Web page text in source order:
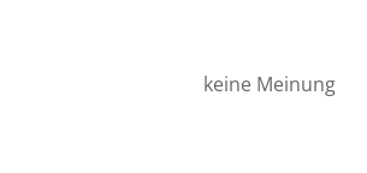
keine Meinung